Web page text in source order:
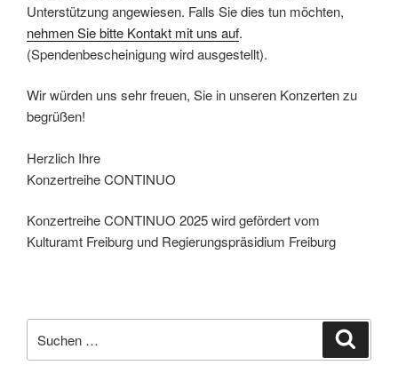
Unterstützung angewiesen. Falls Sie dies tun möchten,
nehmen Sie bitte Kontakt mit uns auf.
(Spendenbescheinigung wird ausgestellt).
Wir würden uns sehr freuen, Sie in unseren Konzerten zu
begrüßen!
Herzlich Ihre
Konzertreihe CONTINUO
Konzertreihe CONTINUO 2025 wird gefördert vom
Kulturamt Freiburg und Regierungspräsidium Freiburg
nach: